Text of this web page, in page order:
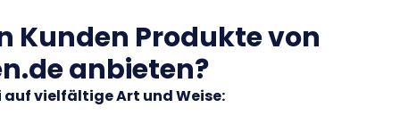
Kunden Produkte von
anbieten?
vielfältige Art und Weise: